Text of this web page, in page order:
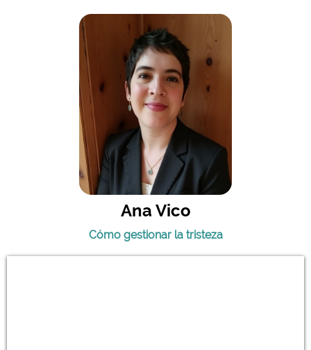
Ana Vico
Cómo gestionar la tristeza